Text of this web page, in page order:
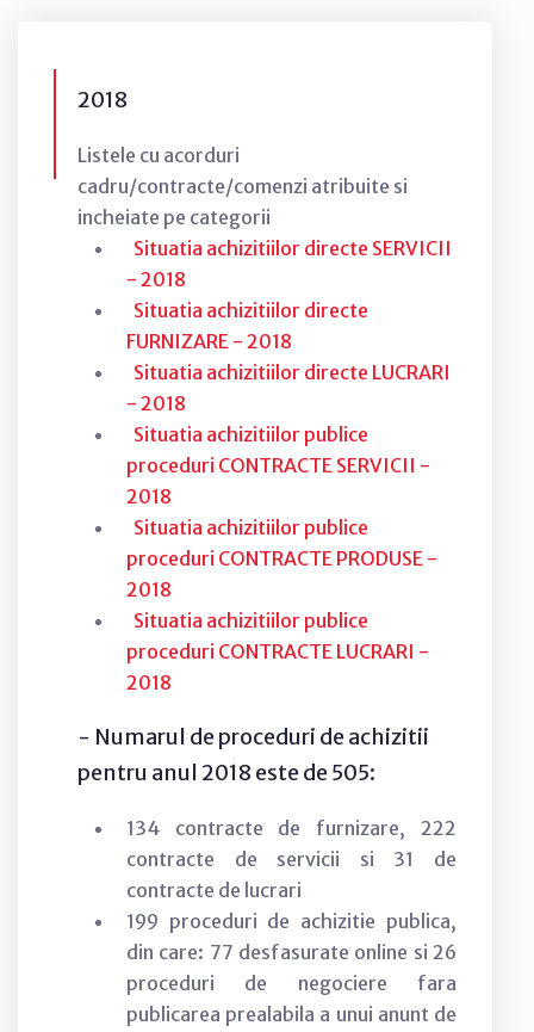
2018
Listele cu acorduri
cadru/contracte/comenzi atribuite si
incheiate pe categorii
Situatia achizitiilor directe SERVICII
- 2018
Situatia achizitiilor directe
FURNIZARE - 2018
Situatia achizitiilor directe LUCRARI
- 2018
Situatia achizitiilor publice
proceduri CONTRACTE SERVICII -
2018
Situatia achizitiilor publice
proceduri CONTRACTE PRODUSE -
2018
Situatia achizitiilor publice
proceduri CONTRACTE LUCRARI -
2018
- Numarul de proceduri de achizitii
pentru anul 2018 este de 505:
134 contracte de furnizare, 222
contracte de servicii si 31 de
contracte de lucrari
199 proceduri de achizitie publica,
din care: 77 desfasurate online si 26
proceduri de negociere fara
publicarea prealabila a unui anunt de